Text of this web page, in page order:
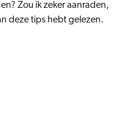
Zou ik zeker aanraden,
deze tips hebt gelezen.